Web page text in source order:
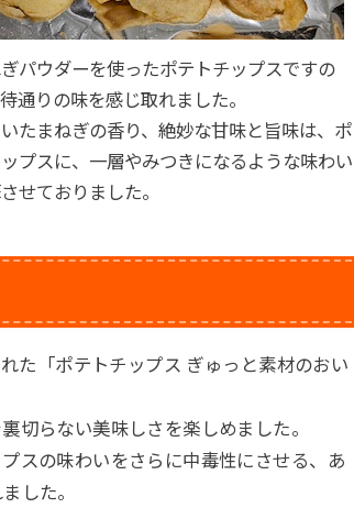
パウダーを使ったポテトチップスですの
通りの味を感じ取れました。
たまねぎの香り、絶妙な甘味と旨味は、ポ
プスに、一層やみつきになるような味わい
せておりました。
た「ポテトチップス ぎゅっと素材のおい
切らない美味しさを楽しめました。
スの味わいをさらに中毒性にさせる、あ
した。